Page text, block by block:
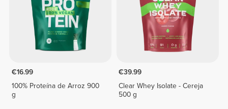
€16.99
100% Proteína de Arroz 900
g
€39.99
Clear Whey Isolate - Cereja
500 g